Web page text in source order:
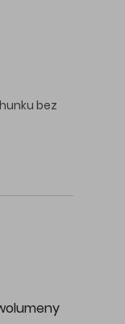
bez